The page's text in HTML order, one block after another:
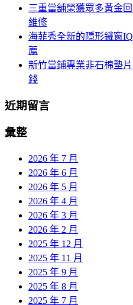
三重當舖榮獲眾多黃金
維修
海菲秀全新的隱形鐵窗
薦
新竹當鋪專業非石棉墊
錢
近期留言
彙整
2026 年 7 月
2026 年 6 月
2026 年 5 月
2026 年 4 月
2026 年 3 月
2026 年 2 月
2025 年 12 月
2025 年 11 月
2025 年 9 月
2025 年 8 月
2025 年 7 月